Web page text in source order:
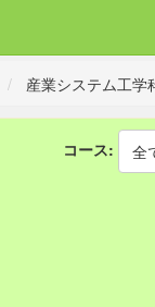
産業システム工学
コース: 全